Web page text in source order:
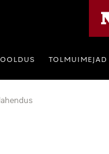
TOLMUIMEJAD